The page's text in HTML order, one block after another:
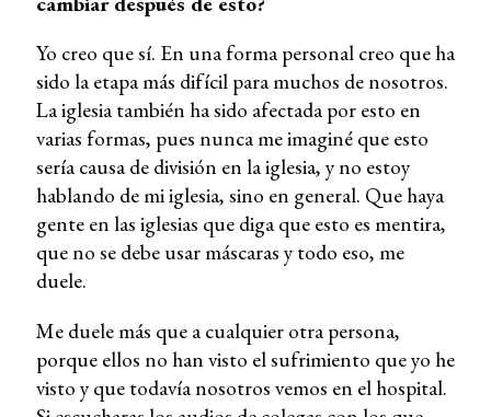
Yo creo que sí. En una forma personal creo que ha
sido la etapa más difícil para muchos de nosotros.
La iglesia también ha sido afectada por esto en
varias formas, pues nunca me imaginé que esto
sería causa de división en la iglesia, y no estoy
hablando de mi iglesia, sino en general. Que haya
gente en las iglesias que diga que esto es mentira,
que no se debe usar máscaras y todo eso, me
duele.
Me duele más que a cualquier otra persona,
porque ellos no han visto el sufrimiento que yo he
visto y que todavía nosotros vemos en el hospital.